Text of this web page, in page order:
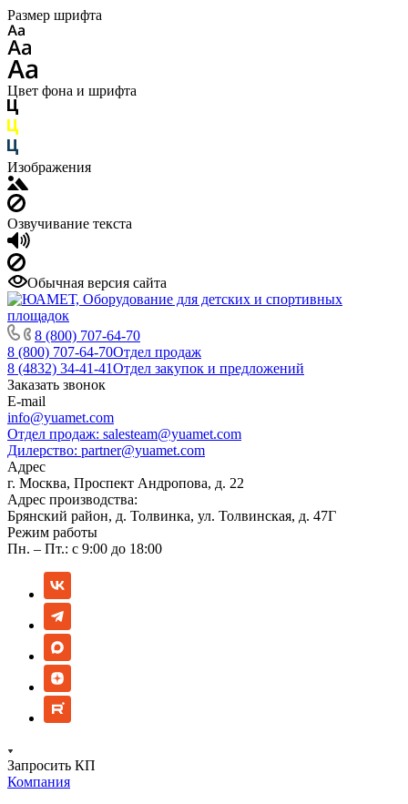
Размер шрифта
Цвет фона и шрифта
Изображения
Озвучивание текста
Обычная версия сайта
8 (800) 707-64-70
8 (800) 707-64-70Отдел продаж
8 (4832) 34-41-41Отдел закупок и предложений
Заказать звонок
E-mail
info@yuamet.com
Отдел продаж: salesteam@yuamet.com
Дилерство: partner@yuamet.com
Адрес
г. Москва, Проспект Андропова, д. 22
Адрес производства:
Брянский район, д. Толвинка, ул. Толвинская, д. 47Г
Режим работы
Пн. – Пт.: с 9:00 до 18:00
Запросить КП
Компания